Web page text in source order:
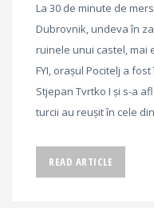
La 30 de minute de
Dubrovnik, undeva în
ruinele unui castel, mai
FYI, orașul Pocitelj a
Stjepan Tvrtko I și s-a
turcii au reușit în cele
READ ARTICLE